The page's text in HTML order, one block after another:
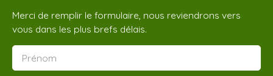
Merci de remplir le formulaire, nous reviendrons vers
vous dans les plus brefs délais.
Prénom